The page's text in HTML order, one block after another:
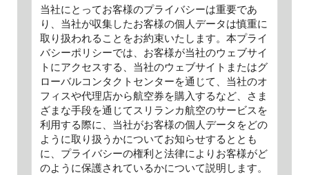
当社にとってお客様のプライバシーは重要であ
り、当社が収集したお客様の個人データは慎重に
取り扱われることをお約束いたします。本プライ
バシーポリシーでは、お客様が当社のウェブサイ
トにアクセスする、当社のウェブサイトまたはグ
ローバルコンタクトセンターを通じて、当社のオ
フィスや代理店から航空券を購入するなど、さま
ざまな手段を通じてスリランカ航空のサービスを
利用する際に、当社がお客様の個人データをどの
ように取り扱うかについてお知らせするととも
に、プライバシーの権利と法律によりお客様がど
のように保護されているかについて説明します。